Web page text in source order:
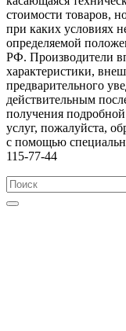
стоимости товаров,
при каких условиях
определяемой
РФ. Производители
характеристики,
предварительного
действительным
получения
услуг, пожалуйста,
с помощью
115-77-44